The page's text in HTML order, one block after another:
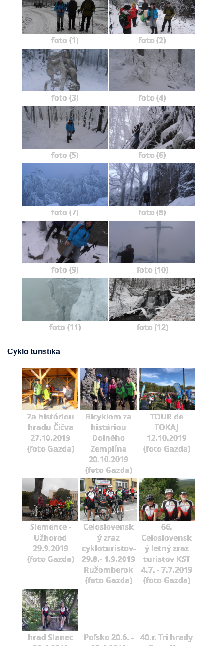
foto (1) foto (2)
foto (3) foto (4)
foto (5) foto (6)
foto (7) foto (8)
foto (9) foto (10)
foto (11) foto (12)
Cyklo turistika
Za históriou
hradu Čičva
27.10.2019
(foto Gazda)
Bicyklom za
históriou
Dolného
Zemplína
20.10.2019
(foto Gazda)
TOUR de
TOKAJ
12.10.2019
(foto Gazda)
Slemence -
Užhorod
29.9.2019
(foto Gazda)
Celoslovensk
ý zraz
cykloturistov-
29.8.- 1.9.2019
Ružomberok
(foto Gazda)
66.
Celoslovensk
ý letný zraz
turistov KST
4.7. - 7.7.2019
(foto Gazda)
hrad Slanec
Poľsko 20.6. -
40.r. Tri hrady